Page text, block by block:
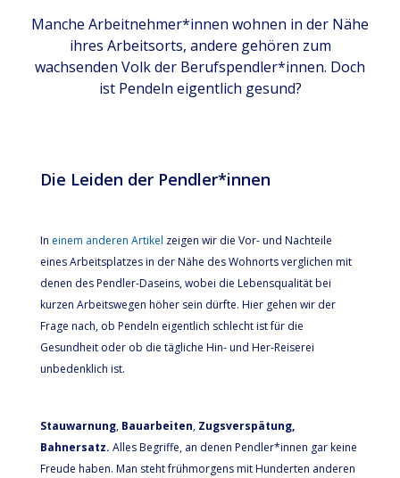
Manche Arbeitnehmer*innen wohnen in der Nähe
ihres Arbeitsorts, andere gehören zum
wachsenden Volk der Berufspendler*innen. Doch
ist Pendeln eigentlich gesund?
Die Leiden der Pendler*innen
In einem anderen Artikel zeigen wir die Vor- und Nachteile
eines Arbeitsplatzes in der Nähe des Wohnorts verglichen mit
denen des Pendler-Daseins, wobei die Lebensqualität bei
kurzen Arbeitswegen höher sein dürfte. Hier gehen wir der
Frage nach, ob Pendeln eigentlich schlecht ist für die
Gesundheit oder ob die tägliche Hin- und Her-Reiserei
unbedenklich ist.
Stauwarnung, Bauarbeiten, Zugsverspätung,
Bahnersatz. Alles Begriffe, an denen Pendler*innen gar keine
Freude haben. Man steht frühmorgens mit Hunderten anderen